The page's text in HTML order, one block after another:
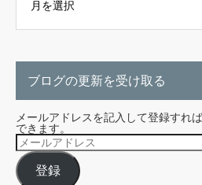
ブログの更新を受け取る
メールアドレスを記入して登録すれ
できます。
メ
ー
ル
ア
登録